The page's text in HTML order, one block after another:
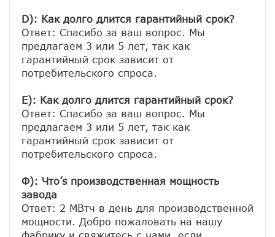
D): Как долго длится гарантийный срок?
Ответ: Спасибо за ваш вопрос. Мы
предлагаем 3 или 5 лет, так как
гарантийный срок зависит от
потребительского спроса.
E): Как долго длится гарантийный срок?
Ответ: Спасибо за ваш вопрос. Мы
предлагаем 3 или 5 лет, так как
гарантийный срок зависит от
потребительского спроса.
Ф): Что’s производственная мощность
завода
Ответ: 2 МВтч в день для производственной
мощности. Добро пожаловать на нашу